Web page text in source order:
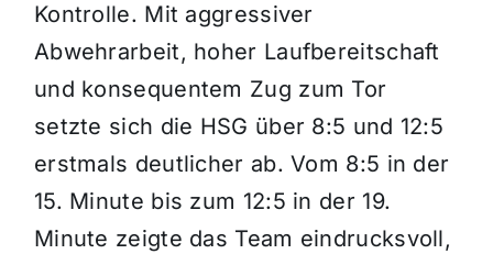
Kontrolle. Mit aggressiver
Abwehrarbeit, hoher Laufbereitschaft
und konsequentem Zug zum Tor
setzte sich die HSG über 8:5 und 12:5
erstmals deutlicher ab. Vom 8:5 in der
15. Minute bis zum 12:5 in der 19.
Minute zeigte das Team eindrucksvoll,